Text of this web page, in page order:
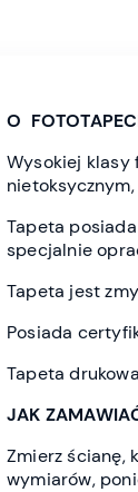
O
Wysokiej
Tapeta
specjalnie
Tapeta jest
Posiada
Tapeta
JAK
Zmierz ścianę,
wymiarów,